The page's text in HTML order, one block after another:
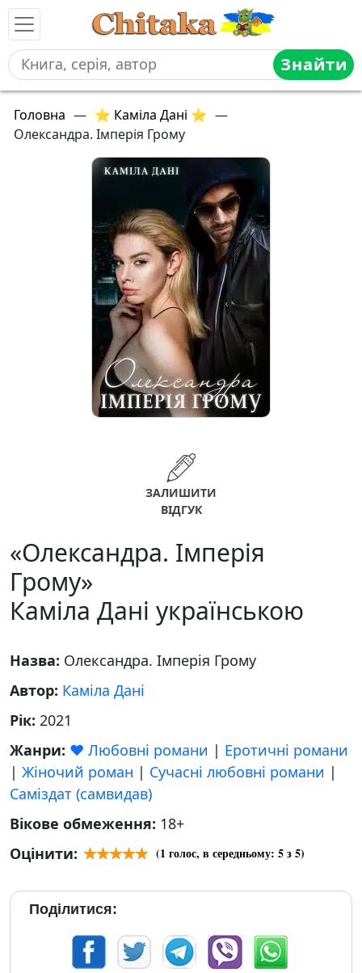
Знайти
Головна — ⭐ Каміла Дані ⭐ —
Олександра. Імперія Грому
ЗАЛИШИТИ
ВІДГУК
«Олександра. Імперія
Грому»
Каміла Дані українською
Назва: Олександра. Імперія Грому
Автор: Каміла Дані
Рік: 2021
Жанри: ❤️ Любовні романи | Еротичні романи
| Жіночий роман | Сучасні любовні романи |
Саміздат (самвидав)
Вікове обмеження: 18+
Оцінити:
(1 голос, в середньому: 5з 5)
Поділитися: